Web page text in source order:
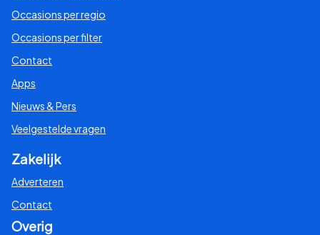
Fiat
Ford
Hyundai
Jeep
Occasions per regio
Occasions per filter
Contact
Apps
Nieuws & Pers
Veelgestelde vragen
Zakelijk
Adverteren
Contact
Overig